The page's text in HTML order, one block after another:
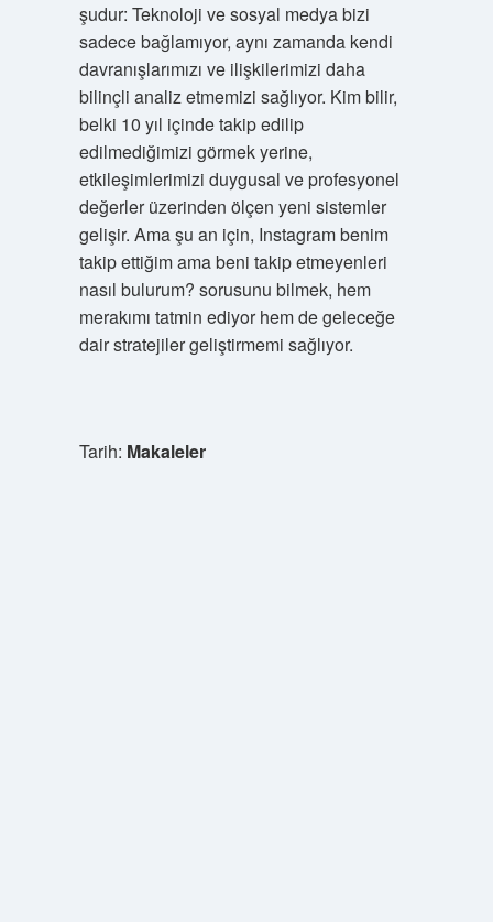
şudur: Teknoloji ve sosyal medya bizi
sadece bağlamıyor, aynı zamanda kendi
davranışlarımızı ve ilişkilerimizi daha
bilinçli analiz etmemizi sağlıyor. Kim bilir,
belki 10 yıl içinde takip edilip
edilmediğimizi görmek yerine,
etkileşimlerimizi duygusal ve profesyonel
değerler üzerinden ölçen yeni sistemler
gelişir. Ama şu an için, Instagram benim
takip ettiğim ama beni takip etmeyenleri
nasıl bulurum? sorusunu bilmek, hem
merakımı tatmin ediyor hem de geleceğe
dair stratejiler geliştirmemi sağlıyor.
Tarih: Makaleler